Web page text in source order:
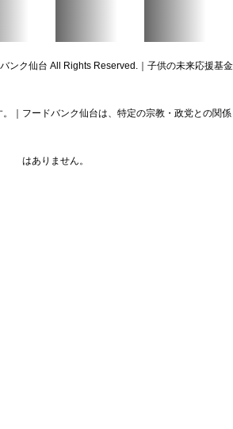
ンク仙台 All Rights Reserved.｜子供の未来応援基金
｜フードバンク仙台は、特定の宗教・政党との関係
はありません。